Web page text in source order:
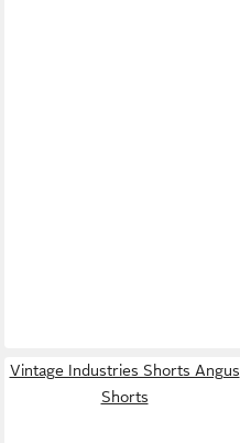
Vintage Industries Shorts Angus
Shorts